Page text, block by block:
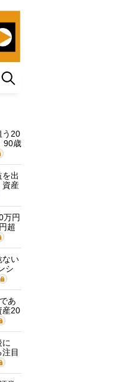
う20
90歳
を出
資産
万円
超
ない
シ
あ
産20
に
目